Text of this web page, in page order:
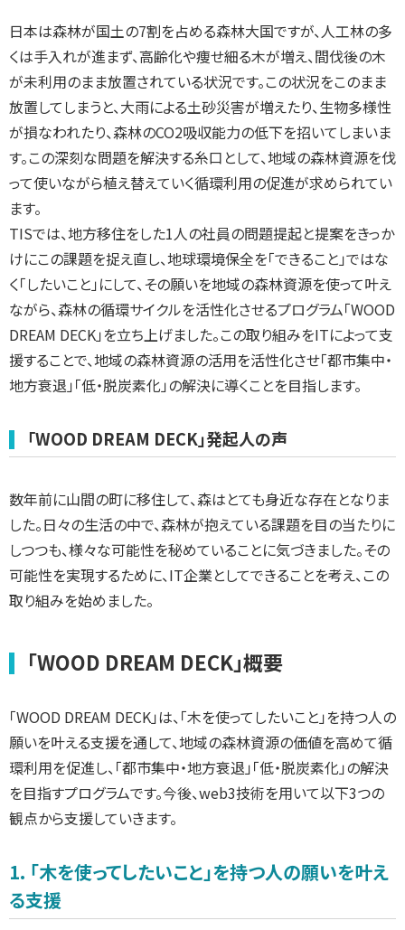
日本は森林が国土の7割を占める森林大国ですが、人工林の多
くは手入れが進まず、高齢化や痩せ細る木が増え、間伐後の木
が未利用のまま放置されている状況です。この状況をこのまま
放置してしまうと、大雨による土砂災害が増えたり、生物多様性
が損なわれたり、森林のCO2吸収能力の低下を招いてしまいま
す。この深刻な問題を解決する糸口として、地域の森林資源を伐
って使いながら植え替えていく循環利用の促進が求められてい
ます。
TISでは、地方移住をした1人の社員の問題提起と提案をきっか
けにこの課題を捉え直し、地球環境保全を「できること」ではな
く「したいこと」にして、その願いを地域の森林資源を使って叶え
ながら、森林の循環サイクルを活性化させるプログラム「WOOD
DREAM DECK」を立ち上げました。この取り組みをITによって支
援することで、地域の森林資源の活用を活性化させ「都市集中・
地方衰退」「低・脱炭素化」の解決に導くことを目指します。
「WOOD DREAM DECK」発起人の声
数年前に山間の町に移住して、森はとても身近な存在となりま
した。日々の生活の中で、森林が抱えている課題を目の当たりに
しつつも、様々な可能性を秘めていることに気づきました。その
可能性を実現するために、IT企業としてできることを考え、この
取り組みを始めました。
「WOOD DREAM DECK」概要
「WOOD DREAM DECK」は、「木を使ってしたいこと」を持つ人の
願いを叶える支援を通して、地域の森林資源の価値を高めて循
環利用を促進し、「都市集中・地方衰退」「低・脱炭素化」の解決
を目指すプログラムです。今後、web3技術を用いて以下3つの
観点から支援していきます。
1. 「木を使ってしたいこと」を持つ人の願いを叶え
る支援